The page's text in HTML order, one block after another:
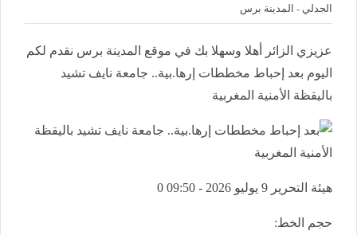
الجدلي - المدينة برس
عزيزي الزائر أهلا وسهلا بك في موقع المدينة برس نقدم لكم
اليوم بعد إحباط مخططات إرها.بية.. جامعة نايف تشيد
باليقظة الأمنية المغربية
هيئة التحرير 9 يوليو 2026 - 09:50 0
حجم الخط: